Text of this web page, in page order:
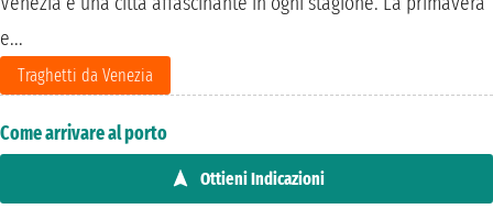
e...
Traghetti da Venezia
Come arrivare al porto
Ottieni Indicazioni